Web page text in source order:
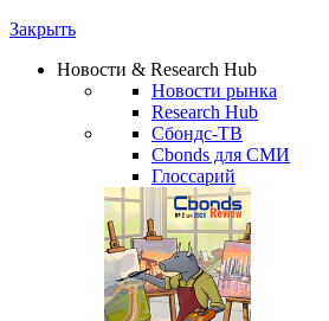
Закрыть
Новости & Research Hub
Новости рынка
Research Hub
Сбондс-ТВ
Cbonds для СМИ
Глоссарий